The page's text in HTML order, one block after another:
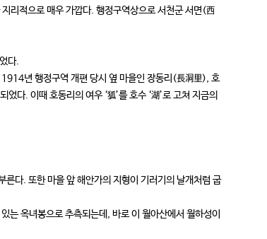
리적으로 매우 가깝다. 행정구역상으로 서천군 서면(西
다.
년 행정구역 개편 당시 옆 마을인 장동리(長洞里), 호
다. 이때 호동리의 여우 ‘狐’를 호수 ‘湖’로 고쳐 지금의
다. 또한 마을 앞 해안가의 지형이 기러기의 날개처럼 굽
옥녀봉으로 추측되는데, 바로 이 월아산에서 월하성이